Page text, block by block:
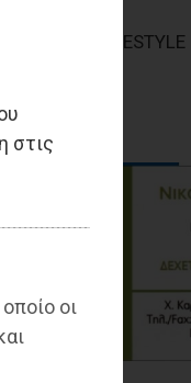
στις
οι
LIFESTYLE